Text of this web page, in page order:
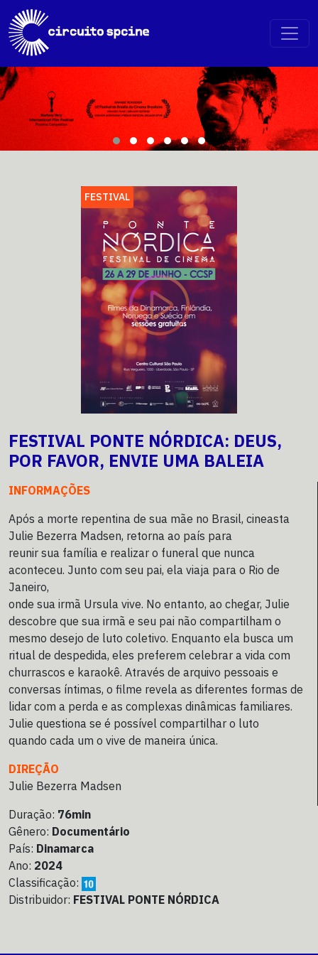
FESTIVAL
FESTIVAL PONTE NÓRDICA: DEUS,
POR FAVOR, ENVIE UMA BALEIA
INFORMAÇÕES
Após a morte repentina de sua mãe no Brasil, cineasta
Julie Bezerra Madsen, retorna ao país para
reunir sua família e realizar o funeral que nunca
aconteceu. Junto com seu pai, ela viaja para o Rio de
Janeiro,
onde sua irmã Ursula vive. No entanto, ao chegar, Julie
descobre que sua irmã e seu pai não compartilham o
mesmo desejo de luto coletivo. Enquanto ela busca um
ritual de despedida, eles preferem celebrar a vida com
churrascos e karaokê. Através de arquivo pessoais e
conversas íntimas, o filme revela as diferentes formas de
lidar com a perda e as complexas dinâmicas familiares.
Julie questiona se é possível compartilhar o luto
quando cada um o vive de maneira única.
DIREÇÃO
Julie Bezerra Madsen
Duração: 76min
Gênero: Documentário
País: Dinamarca
Ano: 2024
Classificação:
Distribuidor: FESTIVAL PONTE NÓRDICA